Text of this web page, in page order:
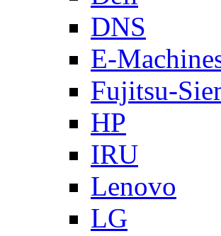
DNS
E-
Fujitsu-
HP
IRU
Lenovo
LG